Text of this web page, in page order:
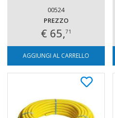
00524
PREZZO
€ 65,71
AGGIUNGI AL CARRELLO